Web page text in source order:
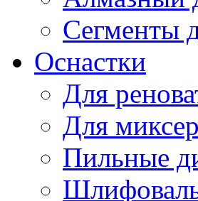
Сегменты
Оснастки
Для
Для
Пильные